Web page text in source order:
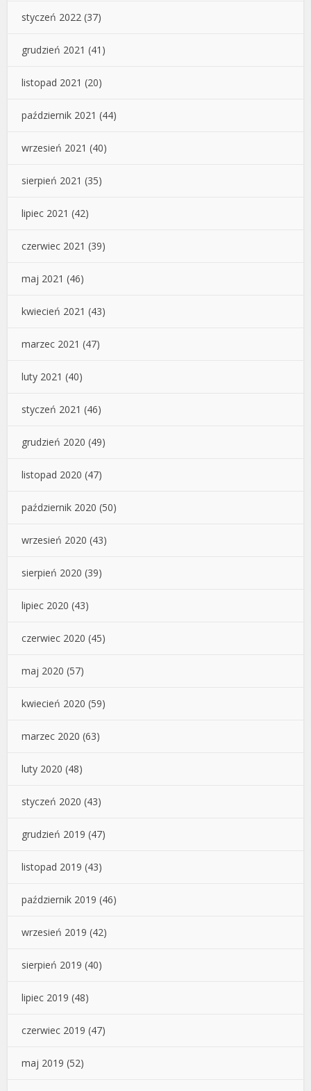
styczeń 2022 (37)
grudzień 2021 (41)
listopad 2021 (20)
październik 2021 (44)
wrzesień 2021 (40)
sierpień 2021 (35)
lipiec 2021 (42)
czerwiec 2021 (39)
maj 2021 (46)
kwiecień 2021 (43)
marzec 2021 (47)
luty 2021 (40)
styczeń 2021 (46)
grudzień 2020 (49)
listopad 2020 (47)
październik 2020 (50)
wrzesień 2020 (43)
sierpień 2020 (39)
lipiec 2020 (43)
czerwiec 2020 (45)
maj 2020 (57)
kwiecień 2020 (59)
marzec 2020 (63)
luty 2020 (48)
styczeń 2020 (43)
grudzień 2019 (47)
listopad 2019 (43)
październik 2019 (46)
wrzesień 2019 (42)
sierpień 2019 (40)
lipiec 2019 (48)
czerwiec 2019 (47)
maj 2019 (52)